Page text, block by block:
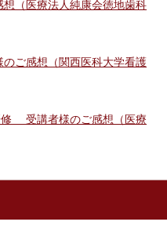
（医療法人純康会徳地歯科
ご感想（関西医科大学看護
修 受講者様のご感想（医療